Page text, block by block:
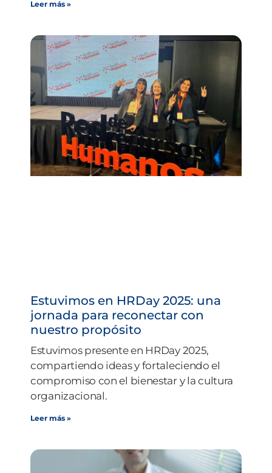
Leer más »
Estuvimos en HRDay 2025: una
jornada para reconectar con
nuestro propósito
Estuvimos presente en HRDay 2025,
compartiendo ideas y fortaleciendo el
compromiso con el bienestar y la cultura
organizacional.
Leer más »